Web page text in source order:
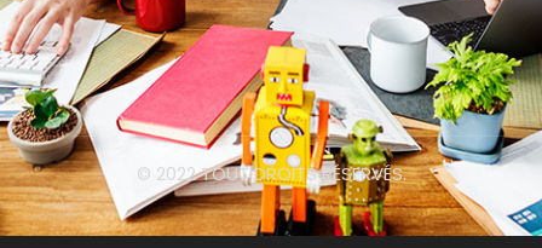
© 2022 TOUT DROITS RÉSERVÉS.